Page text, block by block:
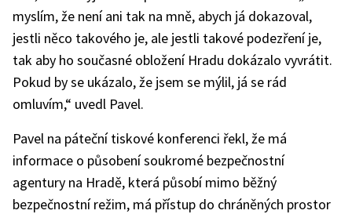
myslím, že není ani tak na mně, abych já dokazoval,
jestli něco takového je, ale jestli takové podezření je,
tak aby ho současné obložení Hradu dokázalo vyvrátit.
Pokud by se ukázalo, že jsem se mýlil, já se rád
omluvím,“ uvedl Pavel.
Pavel na páteční tiskové konferenci řekl, že má
informace o působení soukromé bezpečnostní
agentury na Hradě, která působí mimo běžný
bezpečnostní režim, má přístup do chráněných prostor